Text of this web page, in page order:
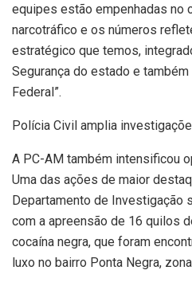
equipes estão empenhadas no
narcotráfico e os números
estratégico que temos,
Segurança do estado e
Federal”.
Polícia Civil amplia
A PC-AM também intensificou
Uma das ações de maior
Departamento de Investigação
com a apreensão de 16 quilos
cocaína negra, que foram
luxo no bairro Ponta Negra,